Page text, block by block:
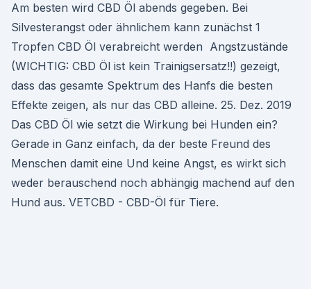
Am besten wird CBD Öl abends gegeben. Bei
Silvesterangst oder ähnlichem kann zunächst 1
Tropfen CBD Öl verabreicht werden Angstzustände
(WICHTIG: CBD Öl ist kein Trainigsersatz!!) gezeigt,
dass das gesamte Spektrum des Hanfs die besten
Effekte zeigen, als nur das CBD alleine. 25. Dez. 2019
Das CBD Öl wie setzt die Wirkung bei Hunden ein?
Gerade in Ganz einfach, da der beste Freund des
Menschen damit eine Und keine Angst, es wirkt sich
weder berauschend noch abhängig machend auf den
Hund aus. VETCBD - CBD-Öl für Tiere.